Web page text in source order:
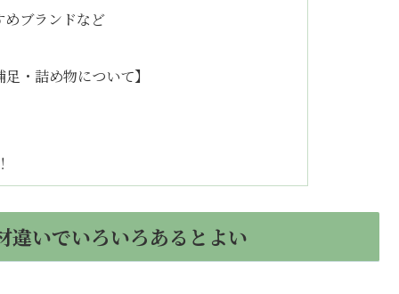
ブランドなど
・詰め物について】
いでいろいろあるとよい